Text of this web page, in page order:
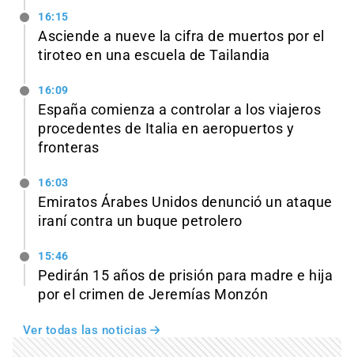
16:15
Asciende a nueve la cifra de muertos por el
tiroteo en una escuela de Tailandia
16:09
España comienza a controlar a los viajeros
procedentes de Italia en aeropuertos y
fronteras
16:03
Emiratos Árabes Unidos denunció un ataque
iraní contra un buque petrolero
15:46
Pedirán 15 años de prisión para madre e hija
por el crimen de Jeremías Monzón
Ver todas las noticias